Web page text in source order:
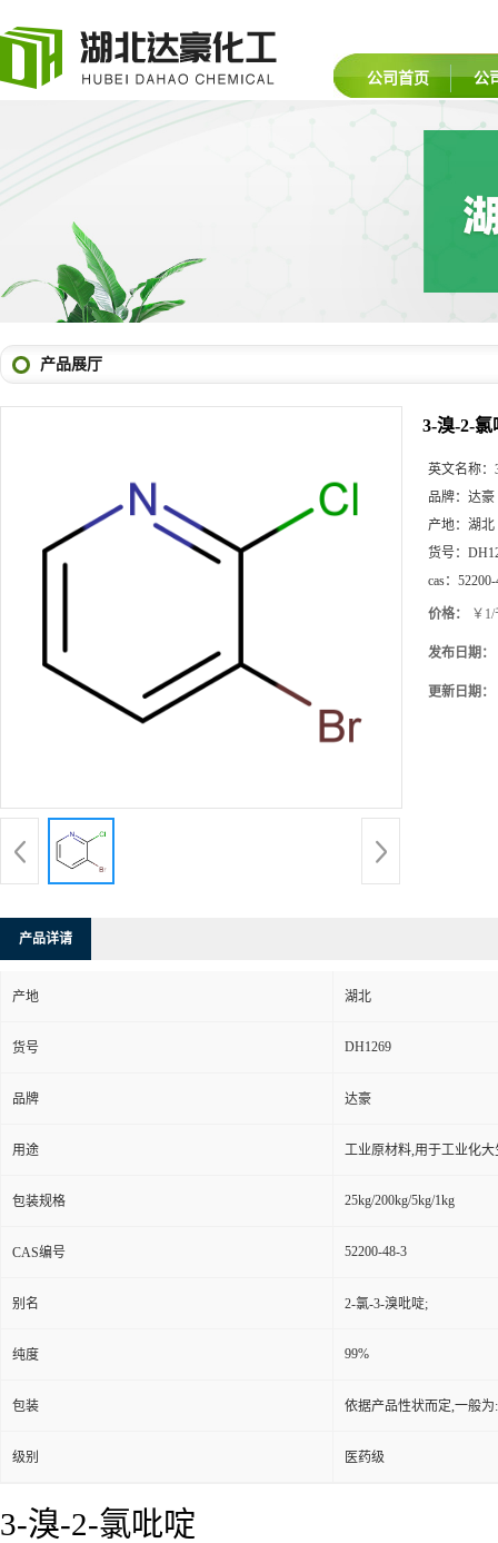
公司首页 公
产品展厅
3-溴-2-氯
英文名称：
品牌： 达豪
产地： 湖北
货号：
cas：
价格： ￥
发布日期：
更新日期：
产品详请
产地 湖北
货号 DH1269
品牌 达豪
用途 工业原材料,用于工业化大
包装规格 25kg/200kg/5kg/1kg
CAS编号 52200-48-3
别名 2-氯-3-溴吡啶;
纯度 99%
包装 依据产品性状而定,一般
级别 医药级
3-溴-2-氯吡啶